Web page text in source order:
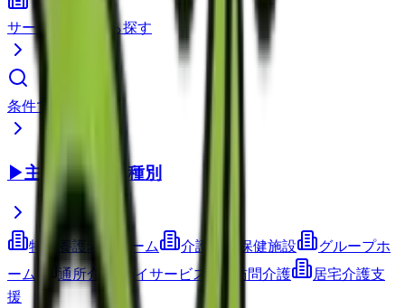
サービス種別から探す
条件で検索
▶主要サービス種別
特別養護老人ホーム 介護老人保健施設
グループホ
ーム
通所介護(デイサービス) 訪問介護
居宅介護支
援